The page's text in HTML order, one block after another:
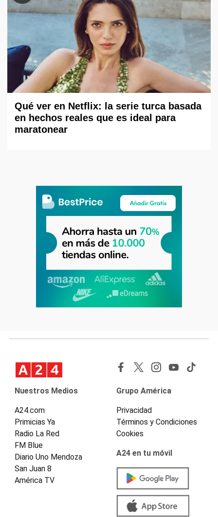
Qué ver en Netflix: la serie turca basada
en hechos reales que es ideal para
maratonear
Nuestros Medios
A24.com
Primicias Ya
Radio La Red
FM Blue
Diario Uno Mendoza
San Juan 8
América TV
Grupo América
Privacidad
Términos y Condiciones
Cookies
A24 en tu móvil